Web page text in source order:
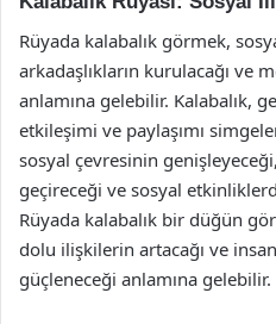
Rüyada kalabalık görmek,
arkadaşlıkların kurulacağı ve
anlamına gelebilir. Kalabalık,
etkileşimi ve paylaşımı
sosyal çevresinin
geçireceği ve sosyal
Rüyada kalabalık bir düğün
dolu ilişkilerin artacağı ve
güçleneceği anlamına gelebilir.